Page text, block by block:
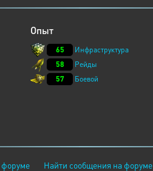
Опыт
65
Инфраструктура
58
Рейды
57
Боевой
Найти сообщения на форуме